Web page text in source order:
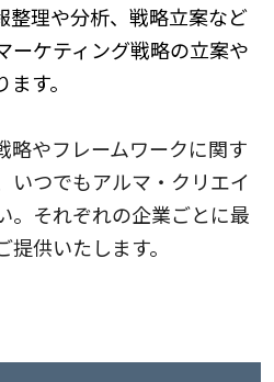
整理や分析、戦略立案など
ーケティング戦略の立案や
す。
略やフレームワークに関す
いつでもアルマ・クリエイ
。それぞれの企業ごとに最
供いたします。